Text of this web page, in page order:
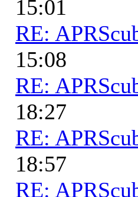
15:01
RE:
15:08
RE:
18:27
RE:
18:57
RE: